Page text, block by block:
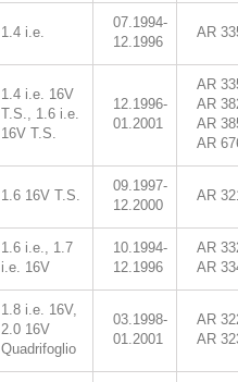
1.4 i.e.
07.1994-
12.1996
AR
1.4 i.e. 16V
T.S., 1.6 i.e.
16V T.S.
12.1996-
01.2001
AR
AR
AR
AR
1.6 16V T.S.
09.1997-
12.2000
AR
1.6 i.e., 1.7
i.e. 16V
10.1994-
12.1996
AR
AR
1.8 i.e. 16V,
2.0 16V
Quadrifoglio
03.1998-
01.2001
AR
AR